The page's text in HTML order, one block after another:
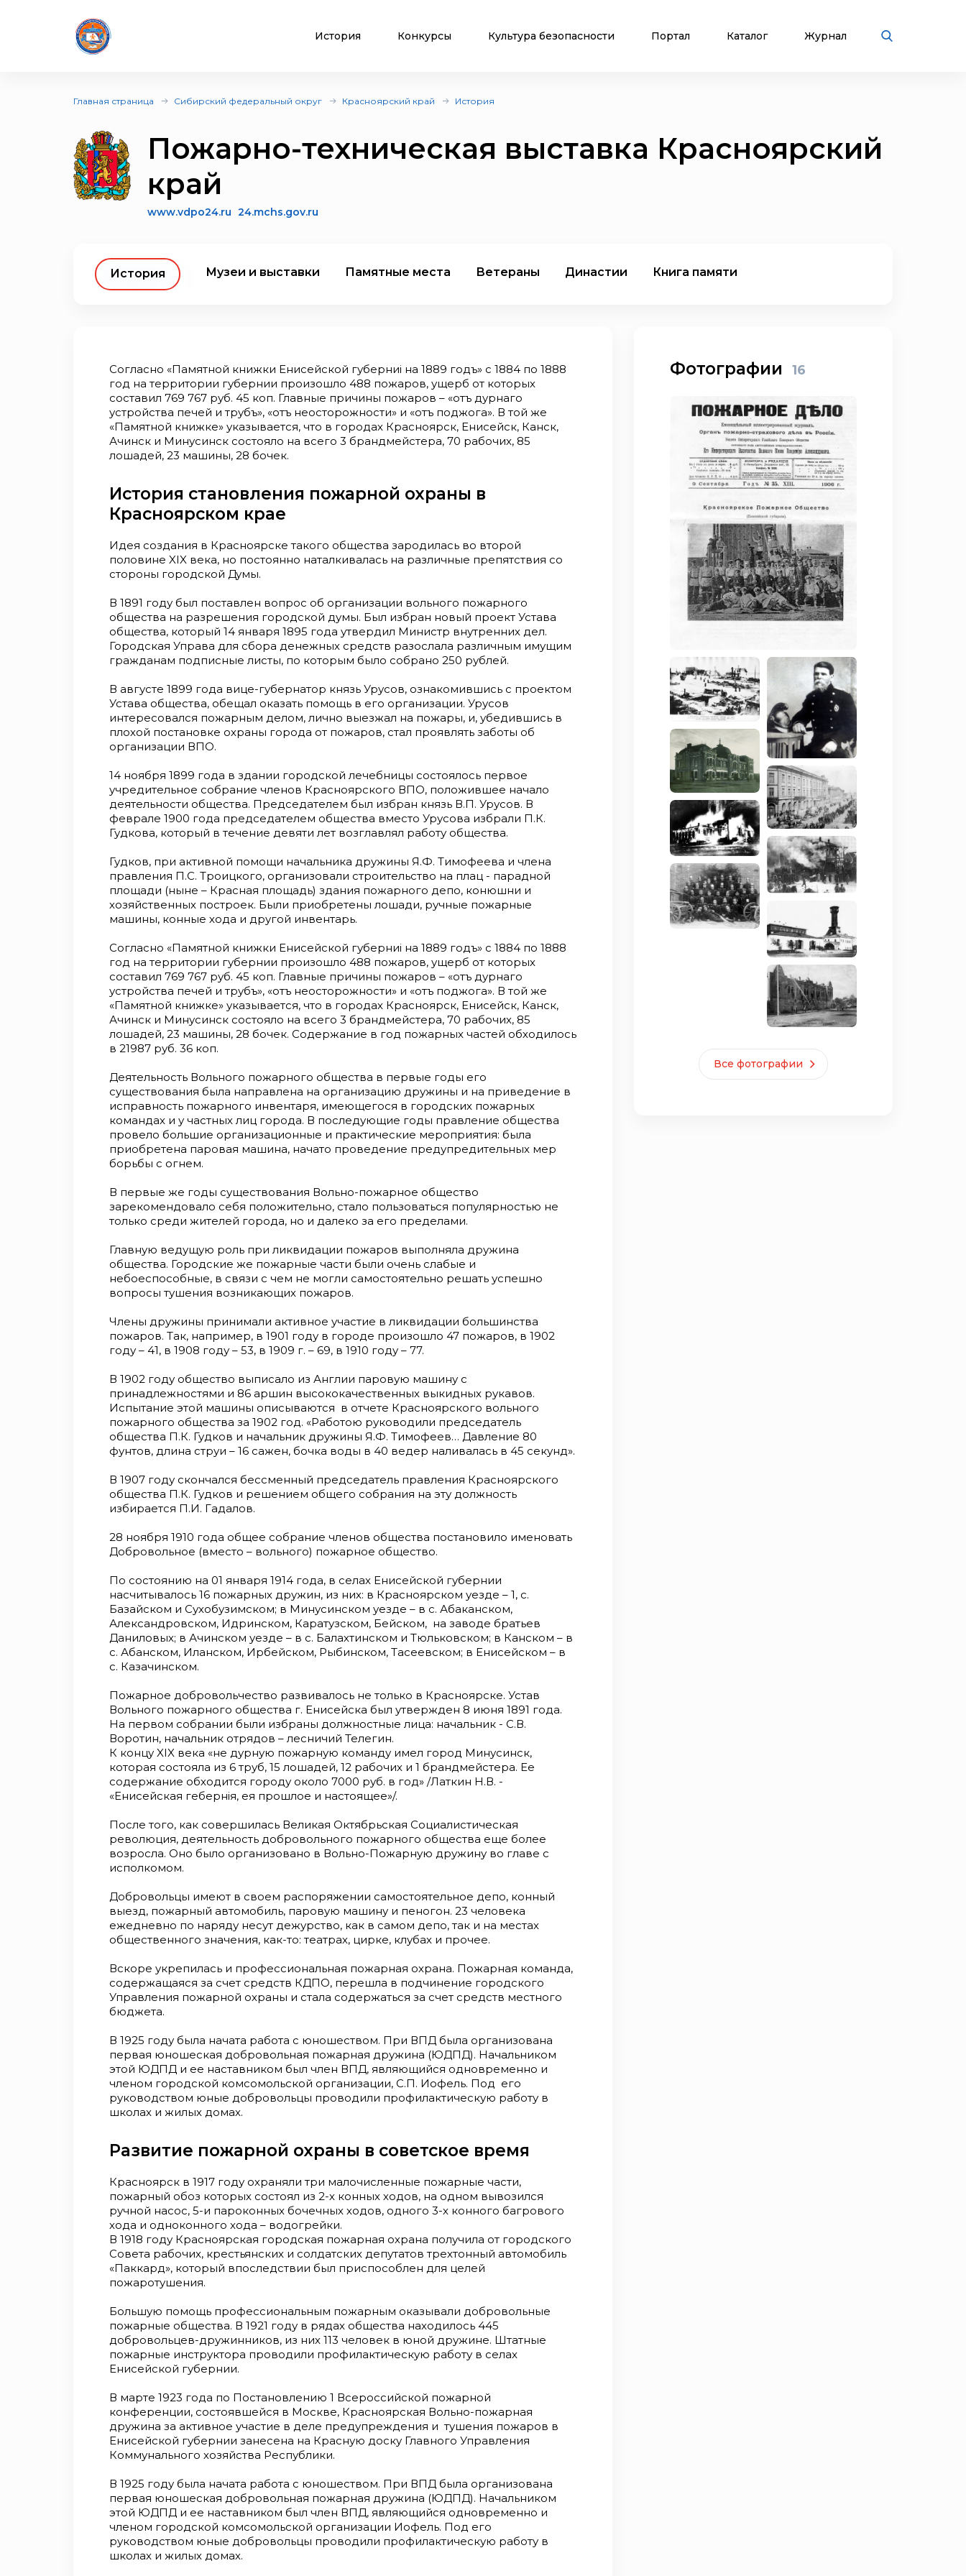
История Конкурсы Культура безопасности Портал Каталог Журнал
Главная страница Сибирский федеральный округ Красноярский край История
Пожарно-техническая выставка Красноярский
край
www.vdpo24.ru 24.mchs.gov.ru
История Музеи и выставки Памятные места Ветераны Династии Книга памяти
Согласно «Памятной книжки Енисейской губерниi на 1889 годъ» с 1884 по 1888
год на территории губернии произошло 488 пожаров, ущерб от которых
составил 769 767 руб. 45 коп. Главные причины пожаров – «отъ дурнаго
устройства печей и трубъ», «отъ неосторожности» и «отъ поджога». В той же
«Памятной книжке» указывается, что в городах Красноярск, Енисейск, Канск,
Ачинск и Минусинск состояло на всего 3 брандмейстера, 70 рабочих, 85
лошадей, 23 машины, 28 бочек.
История становления пожарной охраны в
Красноярском крае
Идея создания в Красноярске такого общества зародилась во второй
половине XIX века, но постоянно наталкивалась на различные препятствия со
стороны городской Думы.
В 1891 году был поставлен вопрос об организации вольного пожарного
общества на разрешения городской думы. Был избран новый проект Устава
общества, который 14 января 1895 года утвердил Министр внутренних дел.
Городская Управа для сбора денежных средств разослала различным имущим
гражданам подписные листы, по которым было собрано 250 рублей.
В августе 1899 года вице-губернатор князь Урусов, ознакомившись с проектом
Устава общества, обещал оказать помощь в его организации. Урусов
интересовался пожарным делом, лично выезжал на пожары, и, убедившись в
плохой постановке охраны города от пожаров, стал проявлять заботы об
организации ВПО.
14 ноября 1899 года в здании городской лечебницы состоялось первое
учредительное собрание членов Красноярского ВПО, положившее начало
деятельности общества. Председателем был избран князь В.П. Урусов. В
феврале 1900 года председателем общества вместо Урусова избрали П.К.
Гудкова, который в течение девяти лет возглавлял работу общества.
Гудков, при активной помощи начальника дружины Я.Ф. Тимофеева и члена
правления П.С. Троицкого, организовали строительство на плац - парадной
площади (ныне – Красная площадь) здания пожарного депо, конюшни и
хозяйственных построек. Были приобретены лошади, ручные пожарные
машины, конные хода и другой инвентарь.
Согласно «Памятной книжки Енисейской губерниi на 1889 годъ» с 1884 по 1888
год на территории губернии произошло 488 пожаров, ущерб от которых
составил 769 767 руб. 45 коп. Главные причины пожаров – «отъ дурнаго
устройства печей и трубъ», «отъ неосторожности» и «отъ поджога». В той же
«Памятной книжке» указывается, что в городах Красноярск, Енисейск, Канск,
Ачинск и Минусинск состояло на всего 3 брандмейстера, 70 рабочих, 85
лошадей, 23 машины, 28 бочек. Содержание в год пожарных частей обходилось
в 21987 руб. 36 коп.
Деятельность Вольного пожарного общества в первые годы его
существования была направлена на организацию дружины и на приведение в
исправность пожарного инвентаря, имеющегося в городских пожарных
командах и у частных лиц города. В последующие годы правление общества
провело большие организационные и практические мероприятия: была
приобретена паровая машина, начато проведение предупредительных мер
борьбы с огнем.
В первые же годы существования Вольно-пожарное общество
зарекомендовало себя положительно, стало пользоваться популярностью не
только среди жителей города, но и далеко за его пределами.
Главную ведущую роль при ликвидации пожаров выполняла дружина
общества. Городские же пожарные части были очень слабые и
небоеспособные, в связи с чем не могли самостоятельно решать успешно
вопросы тушения возникающих пожаров.
Члены дружины принимали активное участие в ликвидации большинства
пожаров. Так, например, в 1901 году в городе произошло 47 пожаров, в 1902
году – 41, в 1908 году – 53, в 1909 г. – 69, в 1910 году – 77.
В 1902 году общество выписало из Англии паровую машину с
принадлежностями и 86 аршин высококачественных выкидных рукавов.
Испытание этой машины описываются в отчете Красноярского вольного
пожарного общества за 1902 год. «Работою руководили председатель
общества П.К. Гудков и начальник дружины Я.Ф. Тимофеев… Давление 80
фунтов, длина струи – 16 сажен, бочка воды в 40 ведер наливалась в 45 секунд».
В 1907 году скончался бессменный председатель правления Красноярского
общества П.К. Гудков и решением общего собрания на эту должность
избирается П.И. Гадалов.
28 ноября 1910 года общее собрание членов общества постановило именовать
Добровольное (вместо – вольного) пожарное общество.
По состоянию на 01 января 1914 года, в селах Енисейской губернии
насчитывалось 16 пожарных дружин, из них: в Красноярском уезде – 1, с.
Базайском и Сухобузимском; в Минусинском уезде – в с. Абаканском,
Александровском, Идринском, Каратузском, Бейском, на заводе братьев
Даниловых; в Ачинском уезде – в с. Балахтинском и Тюльковском; в Канском – в
с. Абанском, Иланском, Ирбейском, Рыбинском, Тасеевском; в Енисейском – в
с. Казачинском.
Пожарное добровольчество развивалось не только в Красноярске. Устав
Вольного пожарного общества г. Енисейска был утвержден 8 июня 1891 года.
На первом собрании были избраны должностные лица: начальник - С.В.
Воротин, начальник отрядов – лесничий Телегин.
К концу XIX века «не дурную пожарную команду имел город Минусинск,
которая состояла из 6 труб, 15 лошадей, 12 рабочих и 1 брандмейстера. Ее
содержание обходится городу около 7000 руб. в год» /Латкин Н.В. -
«Енисейская гебернiя, ея прошлое и настоящее»/.
После того, как совершилась Великая Октябрьская Социалистическая
революция, деятельность добровольного пожарного общества еще более
возросла. Оно было организовано в Вольно-Пожарную дружину во главе с
исполкомом.
Добровольцы имеют в своем распоряжении самостоятельное депо, конный
выезд, пожарный автомобиль, паровую машину и пеногон. 23 человека
ежедневно по наряду несут дежурство, как в самом депо, так и на местах
общественного значения, как-то: театрах, цирке, клубах и прочее.
Вскоре укрепилась и профессиональная пожарная охрана. Пожарная команда,
содержащаяся за счет средств КДПО, перешла в подчинение городского
Управления пожарной охраны и стала содержаться за счет средств местного
бюджета.
В 1925 году была начата работа с юношеством. При ВПД была организована
первая юношеская добровольная пожарная дружина (ЮДПД). Начальником
этой ЮДПД и ее наставником был член ВПД, являющийся одновременно и
членом городской комсомольской организации, С.П. Иофель. Под его
руководством юные добровольцы проводили профилактическую работу в
школах и жилых домах.
Развитие пожарной охраны в советское время
Красноярск в 1917 году охраняли три малочисленные пожарные части,
пожарный обоз которых состоял из 2-х конных ходов, на одном вывозился
ручной насос, 5-и пароконных бочечных ходов, одного 3-х конного багрового
хода и одноконного хода – водогрейки.
В 1918 году Красноярская городская пожарная охрана получила от городского
Совета рабочих, крестьянских и солдатских депутатов трехтонный автомобиль
«Паккард», который впоследствии был приспособлен для целей
пожаротушения.
Большую помощь профессиональным пожарным оказывали добровольные
пожарные общества. В 1921 году в рядах общества находилось 445
добровольцев-дружинников, из них 113 человек в юной дружине. Штатные
пожарные инструктора проводили профилактическую работу в селах
Енисейской губернии.
В марте 1923 года по Постановлению 1 Всероссийской пожарной
конференции, состоявшейся в Москве, Красноярская Вольно-пожарная
дружина за активное участие в деле предупреждения и тушения пожаров в
Енисейской губернии занесена на Красную доску Главного Управления
Коммунального хозяйства Республики.
В 1925 году была начата работа с юношеством. При ВПД была организована
первая юношеская добровольная пожарная дружина (ЮДПД). Начальником
этой ЮДПД и ее наставником был член ВПД, являющийся одновременно и
членом городской комсомольской организации Иофель. Под его
руководством юные добровольцы проводили профилактическую работу в
школах и жилых домах.
Фотографии 16
Все фотографии